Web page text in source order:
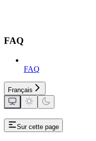
FAQ
FAQ
Français
Sur cette page